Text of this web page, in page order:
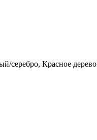
серебро, Красное дерево